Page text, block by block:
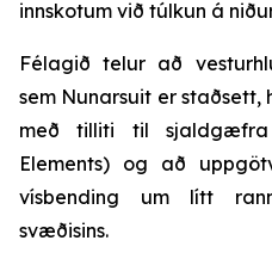
innskotum við túlkun á
Félagið telur að
sem Nunarsuit er
með tilliti til sjaldgæfra
Elements) og að
vísbending um lítt
svæðisins.